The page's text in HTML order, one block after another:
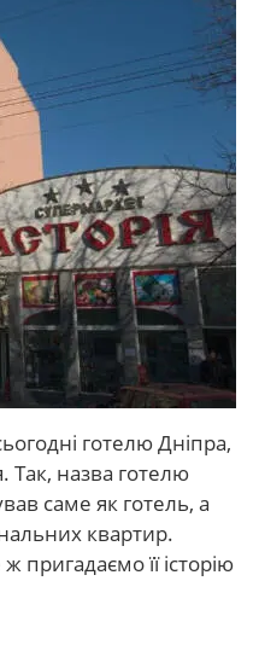
готелю Дніпра,
Так, назва готелю
саме як готель, а
квартир.
пригадаємо її історію